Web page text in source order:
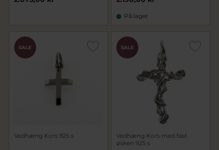
På lager
SALE
Vedhæng Kors 925 s
SALE
Vedhæng Kors med fast
øsken 925 s